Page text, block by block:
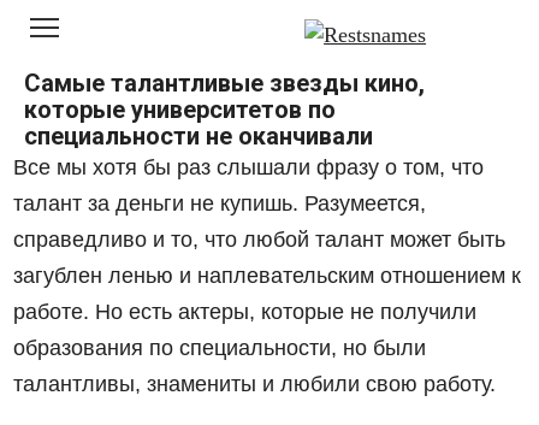
Перейти
контенту
Самые талантливые звезды кино,
которые университетов по
специальности не оканчивали
Все мы хотя бы раз слышали фразу о том, что
талант за деньги не купишь. Разумеется,
справедливо и то, что любой талант может быть
загублен ленью и наплевательским отношением к
работе. Но есть актеры, которые не получили
образования по специальности, но были
талантливы, знамениты и любили свою работу.